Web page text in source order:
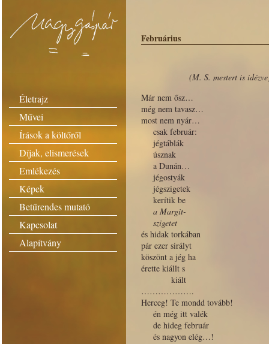
Életrajz
Művei
Írások a költőről
Díjak, elismerések
Emlékezés
Képek
Betűrendes mutató
Kapcsolat
Alapítvány
Februárius
(M. S. mestert is
Már nem ősz…
még nem tavasz…
most nem nyár…
csak február:
jégtáblák
úsznak
a Dunán…
jégostyák
jégszigetek
kerítik be
a Margit-
szigetet
és hidak torkában
pár ezer sirályt
köszönt a jég ha
érette kiállt s
kiált
……………….
Herceg! Te mondd tovább!
én még itt valék
de hideg február
és nagyon elég…!